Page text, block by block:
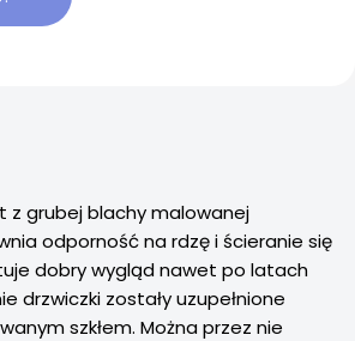
z grubej blachy malowanej
odporność na rdzę i ścieranie się
dobry wygląd nawet po latach
drzwiczki zostały uzupełnione
szkłem. Można przez nie